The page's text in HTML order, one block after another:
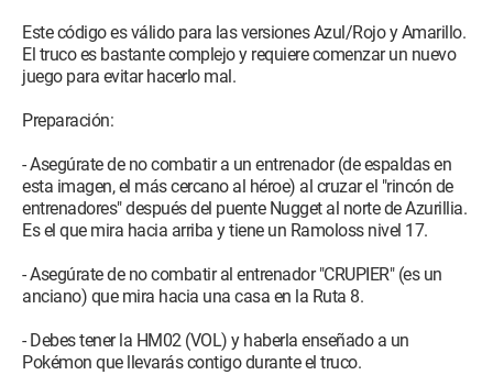
Este código es válido para las versiones Azul/Rojo y Amarillo.
El truco es bastante complejo y requiere comenzar un nuevo
juego para evitar hacerlo mal.
Preparación:
- Asegúrate de no combatir a un entrenador (de espaldas en
esta imagen, el más cercano al héroe) al cruzar el "rincón de
entrenadores" después del puente Nugget al norte de Azurillia.
Es el que mira hacia arriba y tiene un Ramoloss nivel 17.
- Asegúrate de no combatir al entrenador "CRUPIER" (es un
anciano) que mira hacia una casa en la Ruta 8.
- Debes tener la HM02 (VOL) y haberla enseñado a un
Pokémon que llevarás contigo durante el truco.